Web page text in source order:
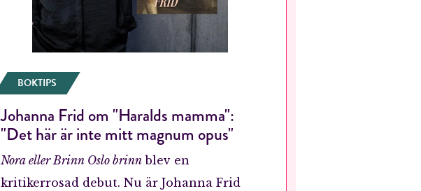
BOKTIPS
Johanna Frid om "Haralds mamma":
"Det här är inte mitt magnum opus"
Nora eller Brinn Oslo brinn blev en
kritikerrosad debut. Nu är Johanna Frid